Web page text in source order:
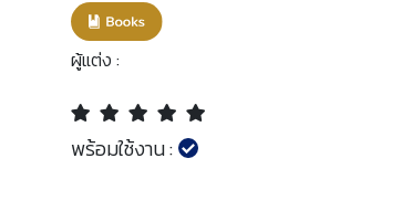
ผู้แต่ง :
พร้อมใช้งาน :